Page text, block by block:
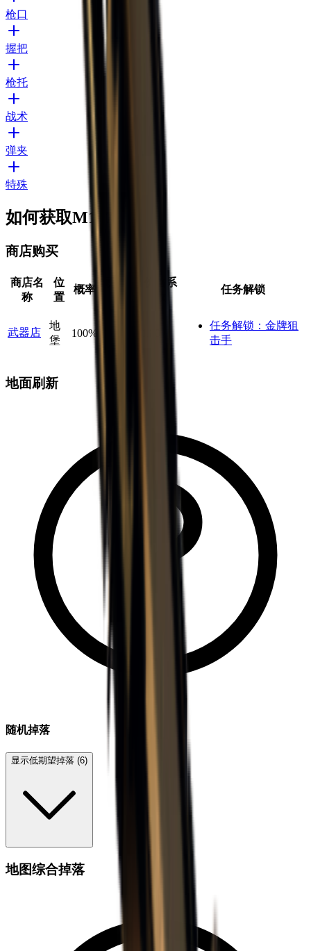
枪口
握把
枪托
战术
弹夹
特殊
如何获取M107
商店购买
商店名
称
位
置
概率
价格系
任务解锁
武器店
地
堡
100%
任务解锁： 金牌狙
击手
地面刷新
随机掉落
显示低期望掉落 (6)
地图综合掉落